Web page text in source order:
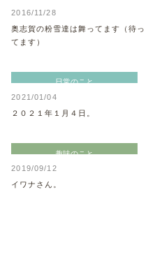
2016/11/28
奥志賀の粉雪達は舞ってます（待っ
てます）
日常のこと
2021/01/04
２０２１年１月４日。
趣味のこと
2019/09/12
イワナさん。